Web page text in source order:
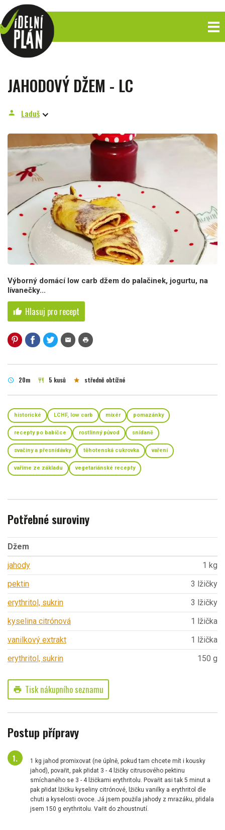
JAHODOVÝ DŽEM - LC
person Laduš
Výborný domácí low carb džem do palačinek, jogurtu, na
lívanečky...
thumb_up Hlasuj pro recept
mail print
schedule 20m restaurant 5 kusů star středně obtížné
historické LCHF, low carb mixér pomazánky
recepty po babičce rostlinný původ snídaně
svačiny a přesnídávky těhotenská cukrovka vaření
vaříme ze základu vegetariánské recepty
Potřebné suroviny
Džem
jahody
1 kg
pektin
3 lžičky
erythritol, sukrin
3 lžičky
kyselina citrónová
1 lžička
vanilkový extrakt
1 lžička
erythritol, sukrin
150 g
print Tisk nákupního seznamu
Postup přípravy
1 kg jahod promixovat (ne úplně, pokud tam chcete mít i kousky
jahod), povařit, pak přidat 3 - 4 lžičky citrusového pektinu
smíchaného se 3 - 4 lžičkami erythritolu. Povařit asi tak 5 minut a
pak přidat lžičku kyseliny citrónové, lžičku vanilky a erythritol dle
chuti a kyselosti ovoce. Já jsem použila jahody z mrazáku, přidala
jsem 150 g erythritolu. Vařit do zhoustnutí.